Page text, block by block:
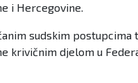
i Hercegovine.
sudskim
krivičnim djelom u